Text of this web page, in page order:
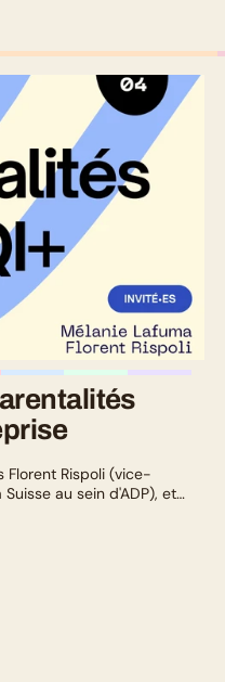
Florent Rispoli (vice-
au sein d'ADP), et